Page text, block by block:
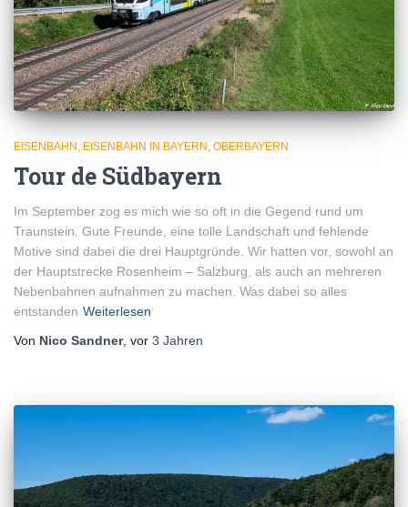
EISENBAHN EISENBAHN IN BAYERN OBERBAYERN
Tour de Südbayern
Im September zog es mich wie so oft in die Gegend rund um
Traunstein. Gute Freunde, eine tolle Landschaft und fehlende
Motive sind dabei die drei Hauptgründe. Wir hatten vor, sowohl an
der Hauptstrecke Rosenheim – Salzburg, als auch an mehreren
Nebenbahnen aufnahmen zu machen. Was dabei so alles
entstanden Weiterlesen
Von Nico Sandner, vor 3 Jahren